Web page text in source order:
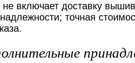
не включает доставку
точная